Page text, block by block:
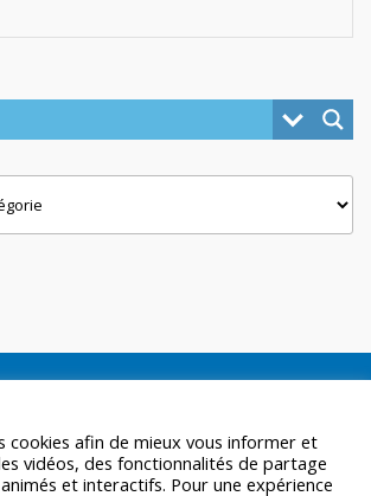
cookies afin de mieux vous informer et
vidéos, des fonctionnalités de partage
et interactifs. Pour une expérience